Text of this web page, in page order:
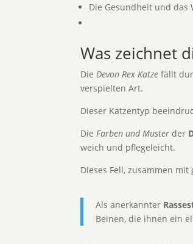
Die Gesundheit und das
Was zeichnet
Die Devon Rex Katze fällt
verspielten Art.
Dieser Katzentyp
Die Farben und Muster der
weich und pflegeleicht.
Dieses Fell, zusammen
Als anerkannter
Beinen, die ihnen ein